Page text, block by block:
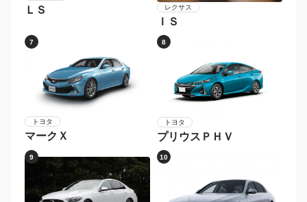
ＬＳ レクサス
ＩＳ
7
トヨタ
マークＸ
8
トヨタ
プリウスＰＨＶ
9 10